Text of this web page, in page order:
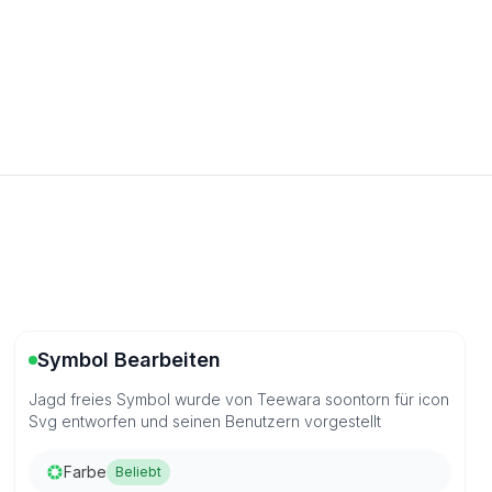
Symbol Bearbeiten
Jagd freies Symbol wurde von Teewara soontorn für icon
Svg entworfen und seinen Benutzern vorgestellt
Farbe Beliebt